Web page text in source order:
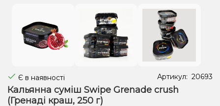
Є в наявності Артикул: 20693
Кальянна суміш Swipe Grenade crush
(Гренаді краш, 250 г)